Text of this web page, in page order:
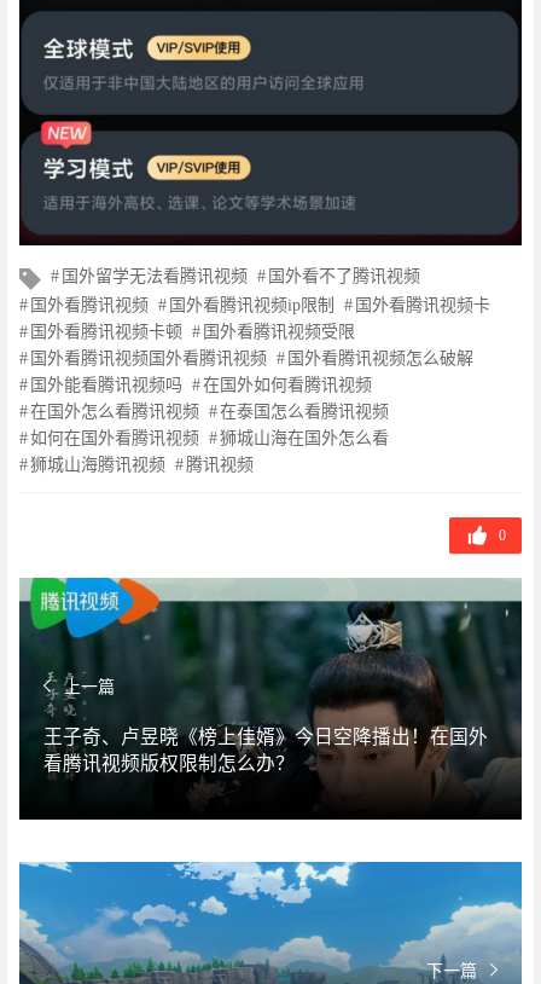
文
章
标
签
国外留学无法看腾讯视频
国外看不了腾讯视频
国外看腾讯视频
国外看腾讯视频ip限制
国外看腾讯视频卡
国外看腾讯视频卡顿
国外看腾讯视频受限
国外看腾讯视频国外看腾讯视频
国外看腾讯视频怎么破解
国外能看腾讯视频吗
在国外如何看腾讯视频
在国外怎么看腾讯视频
在泰国怎么看腾讯视频
如何在国外看腾讯视频
狮城山海在国外怎么看
狮城山海腾讯视频
腾讯视频
0
上一篇
王子奇、卢昱晓《榜上佳婿》今日空降播出！在国外
看腾讯视频版权限制怎么办？
下一篇